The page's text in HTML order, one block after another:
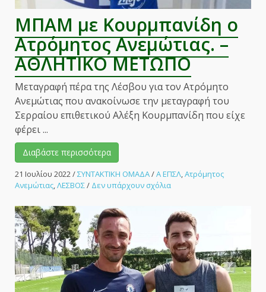
ΜΠΑΜ με Κουρμπανίδη ο
Ατρόμητος Ανεμώτιας. –
ΑΘΛΗΤΙΚΟ ΜΕΤΩΠΟ
Μεταγραφή πέρα της Λέσβου για τον Ατρόμητο
Ανεμώτιας που ανακοίνωσε την μεταγραφή του
Σερραίου επιθετικού Αλέξη Κουρμπανίδη που είχε
φέρει ...
Διαβάστε περισσότερα
21 Ιουλίου 2022/ΣΥΝΤΑΚΤΙΚΗ ΟΜΑΔΑ/Α ΕΠΣΛ,Ατρόμητος
Ανεμώτιας,ΛΕΣΒΟΣ/ Δεν υπάρχουν σχόλιαστο
Κουρμπανίδη
ο
Ατρόμητος
Ανεμώτιας.
–
ΑΘΛΗΤΙΚΟ
ΜΕΤΩΠΟ